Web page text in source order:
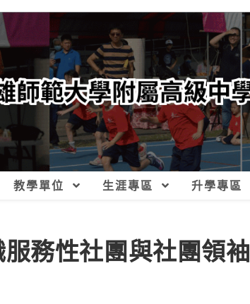
教學單位 生涯專區 升學專區
務性社團與社團領袖